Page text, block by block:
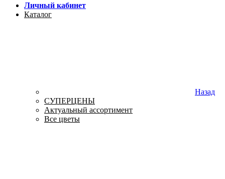
Личный кабинет
Каталог
Назад
СУПЕРЦЕНЫ
Актуальный ассортимент
Все цветы